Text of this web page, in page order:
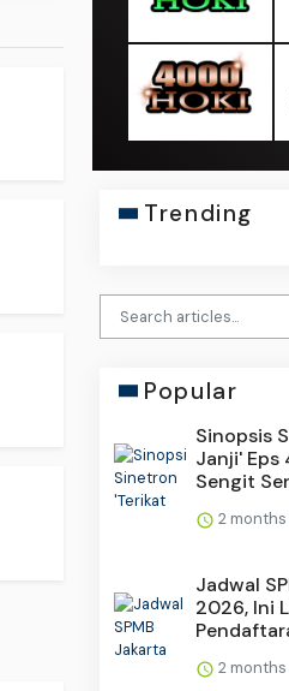
Trending
Popular
Sinopsis
Janji' Eps
Sengit
2
Jadwal
2026, Ini
2